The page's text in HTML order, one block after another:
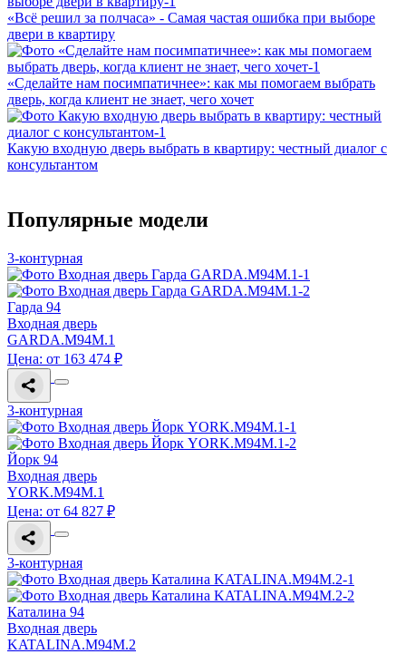
«Всё решил за полчаса» - Самая частая ошибка при выборе
двери в квартиру
«Сделайте нам посимпатичнее»: как мы помогаем выбрать
дверь, когда клиент не знает, чего хочет
Какую входную дверь выбрать в квартиру: честный диалог с
консультантом
Популярные модели
3-контурная
Гарда 94
Входная дверь
GARDA.M94M.1
Цена: от 163 474 ₽
3-контурная
Йорк 94
Входная дверь
YORK.M94M.1
Цена: от 64 827 ₽
3-контурная
Каталина 94
Входная дверь
KATALINA.M94M.2